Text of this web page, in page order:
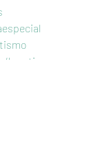
#oautismo